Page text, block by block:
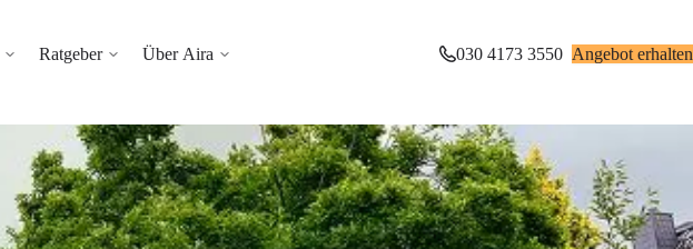
Ratgeber Über Aira 030 4173 3550 Angebot erhalten